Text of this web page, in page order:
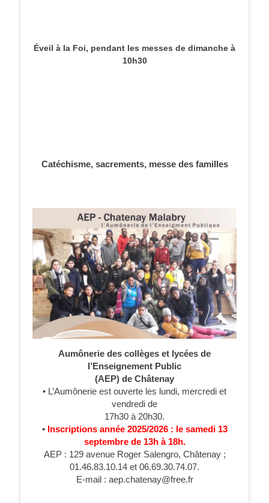
Éveil à la Foi, pendant les messes de dimanche à
10h30
Catéchisme, sacrements, messe des familles
Aumônerie des collèges et lycées de
l’Enseignement Public
(AEP) de Châtenay
• L’Aumônerie est ouverte les lundi, mercredi et
vendredi de
17h30 à 20h30.
• Inscriptions année 2025/2026 : le samedi 13
septembre de 13h à 18h.
AEP : 129 avenue Roger Salengro, Châtenay ;
01.46.83.10.14 et 06.69.30.74.07.
E-mail : aep.chatenay@free.fr